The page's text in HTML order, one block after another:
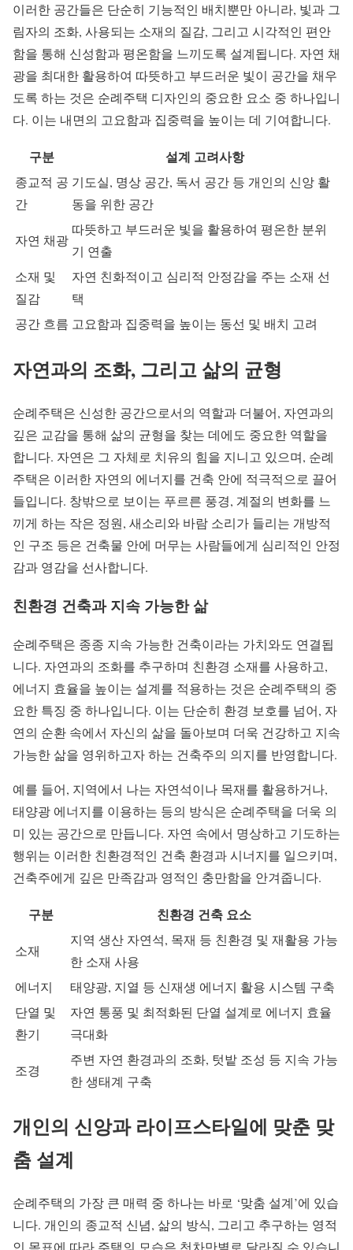
이러한 공간들은 단순히 기능적인 배치뿐만 아니라, 빛과 그
림자의 조화, 사용되는 소재의 질감, 그리고 시각적인 편안
함을 통해 신성함과 평온함을 느끼도록 설계됩니다. 자연 채
광을 최대한 활용하여 따뜻하고 부드러운 빛이 공간을 채우
도록 하는 것은 순례주택 디자인의 중요한 요소 중 하나입니
다. 이는 내면의 고요함과 집중력을 높이는 데 기여합니다.
구분 설계 고려사항
종교적 공
간
기도실, 명상 공간, 독서 공간 등 개인의 신앙 활
동을 위한 공간
자연 채광
따뜻하고 부드러운 빛을 활용하여 평온한 분위
기 연출
소재 및
질감
자연 친화적이고 심리적 안정감을 주는 소재 선
택
공간 흐름 고요함과 집중력을 높이는 동선 및 배치 고려
자연과의 조화, 그리고 삶의 균형
순례주택은 신성한 공간으로서의 역할과 더불어, 자연과의
깊은 교감을 통해 삶의 균형을 찾는 데에도 중요한 역할을
합니다. 자연은 그 자체로 치유의 힘을 지니고 있으며, 순례
주택은 이러한 자연의 에너지를 건축 안에 적극적으로 끌어
들입니다. 창밖으로 보이는 푸르른 풍경, 계절의 변화를 느
끼게 하는 작은 정원, 새소리와 바람 소리가 들리는 개방적
인 구조 등은 건축물 안에 머무는 사람들에게 심리적인 안정
감과 영감을 선사합니다.
친환경 건축과 지속 가능한 삶
순례주택은 종종 지속 가능한 건축이라는 가치와도 연결됩
니다. 자연과의 조화를 추구하며 친환경 소재를 사용하고,
에너지 효율을 높이는 설계를 적용하는 것은 순례주택의 중
요한 특징 중 하나입니다. 이는 단순히 환경 보호를 넘어, 자
연의 순환 속에서 자신의 삶을 돌아보며 더욱 건강하고 지속
가능한 삶을 영위하고자 하는 건축주의 의지를 반영합니다.
예를 들어, 지역에서 나는 자연석이나 목재를 활용하거나,
태양광 에너지를 이용하는 등의 방식은 순례주택을 더욱 의
미 있는 공간으로 만듭니다. 자연 속에서 명상하고 기도하는
행위는 이러한 친환경적인 건축 환경과 시너지를 일으키며,
건축주에게 깊은 만족감과 영적인 충만함을 안겨줍니다.
구분 친환경 건축 요소
소재
지역 생산 자연석, 목재 등 친환경 및 재활용 가능
한 소재 사용
에너지
태양광, 지열 등 신재생 에너지 활용 시스템 구축
단열 및
환기
자연 통풍 및 최적화된 단열 설계로 에너지 효율
극대화
조경
주변 자연 환경과의 조화, 텃밭 조성 등 지속 가능
한 생태계 구축
개인의 신앙과 라이프스타일에 맞춘 맞
춤 설계
순례주택의 가장 큰 매력 중 하나는 바로 ‘맞춤 설계’에 있습
니다. 개인의 종교적 신념, 삶의 방식, 그리고 추구하는 영적